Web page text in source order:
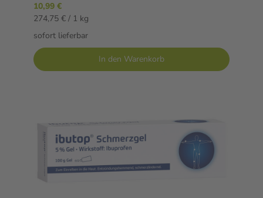
10,99 €
274,75 € / 1 kg
sofort lieferbar
In den Warenkorb